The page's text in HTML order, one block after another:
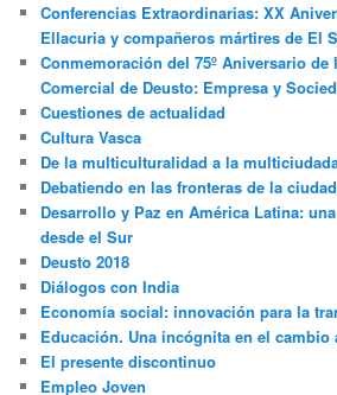
Conferencias Extraordinarias: XX
Ellacuria y compañeros mártires de El
Conmemoración del 75º Aniversario de
Comercial de Deusto: Empresa y
Cuestiones de actualidad
Cultura Vasca
De la multiculturalidad a la
Debatiendo en las fronteras de la
Desarrollo y Paz en América Latina:
desde el Sur
Deusto 2018
Diálogos con India
Economía social: innovación para la
Educación. Una incógnita en el cambio
El presente discontinuo
Empleo Joven